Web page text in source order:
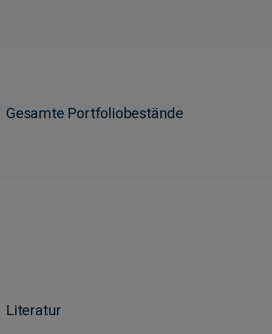
Gesamte Portfoliobestände
Literatur